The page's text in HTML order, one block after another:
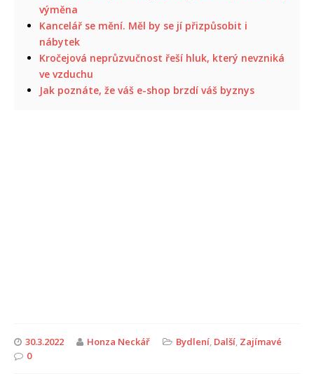
výměna
Kancelář se mění. Měl by se jí přizpůsobit i
nábytek
Kročejová neprůzvučnost řeší hluk, který nevzniká
ve vzduchu
Jak poznáte, že váš e-shop brzdí váš byznys
30.3.2022 Honza Neckář Bydlení, Další, Zajímavé
0